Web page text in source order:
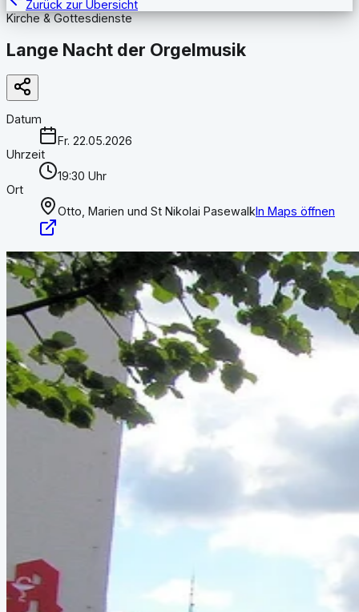
Zurück zur Übersicht
Kirche & Gottesdienste
Lange Nacht der Orgelmusik
Datum
Fr. 22.05.2026
Uhrzeit
19:30 Uhr
Ort
Otto, Marien und St Nikolai PasewalkIn Maps öffnen